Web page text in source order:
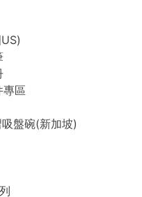
區
盤碗(新加坡)